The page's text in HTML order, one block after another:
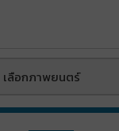
เลือกภาพยนตร์